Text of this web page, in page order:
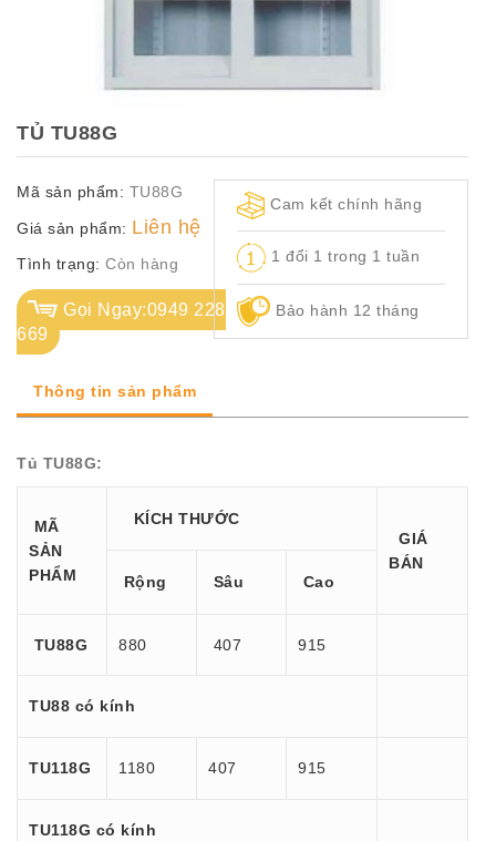
MÃ
CH.
SÁCH
Q.
ĐỊNH
TỦ TU88G
Mã sản phẩm: TU88G
Giá sản phẩm: Liên hệ
Tình trạng: Còn hàng
Gọi Ngay:0949 228
669
Cam kết chính hãng
1 đổi 1 trong 1 tuần
Bảo hành 12 tháng
Thông tin sản phẩm
Tủ TU88G:
MÃ
SẢN
PHẨM
KÍCH THƯỚC
GIÁ
BÁN
Rộng
Sâu Cao
TU88G 880 407 915
TU88 có kính
TU118G 1180 407 915
TU118G có kính